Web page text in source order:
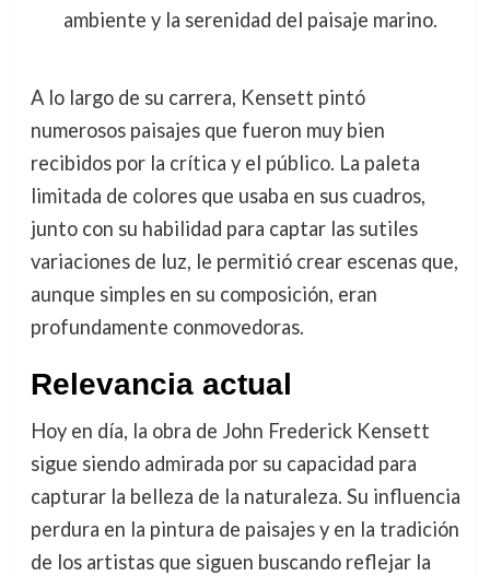
ambiente y la serenidad del paisaje marino.
A lo largo de su carrera, Kensett pintó
numerosos paisajes que fueron muy bien
recibidos por la crítica y el público. La paleta
limitada de colores que usaba en sus cuadros,
junto con su habilidad para captar las sutiles
variaciones de luz, le permitió crear escenas que,
aunque simples en su composición, eran
profundamente conmovedoras.
Relevancia actual
Hoy en día, la obra de John Frederick Kensett
sigue siendo admirada por su capacidad para
capturar la belleza de la naturaleza. Su influencia
perdura en la pintura de paisajes y en la tradición
de los artistas que siguen buscando reflejar la